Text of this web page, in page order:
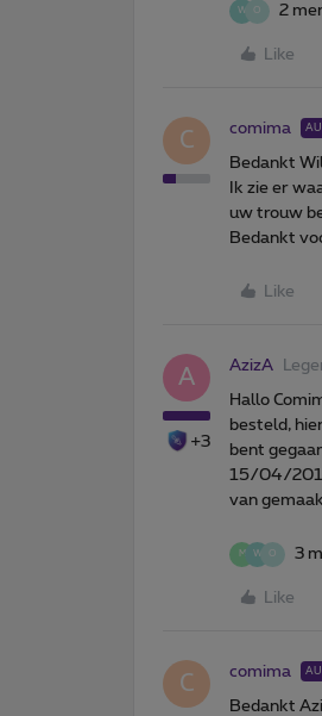
W O 2
Like
C comima
Bedankt
Ik zie er
uw trouw
Bedankt
Like
A
+3
AzizA
Hallo
besteld,
bent
15/04/2018
van
M W O 3
Like
C comima
Bedankt